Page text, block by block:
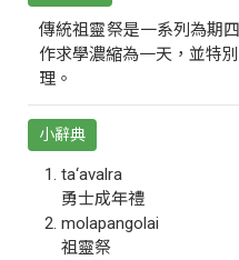
傳統祖靈祭是一系列為期
作求學濃縮為一天，並特
理。
小辭典
ta‘avalra
勇士成年禮
molapangolai
祖靈祭